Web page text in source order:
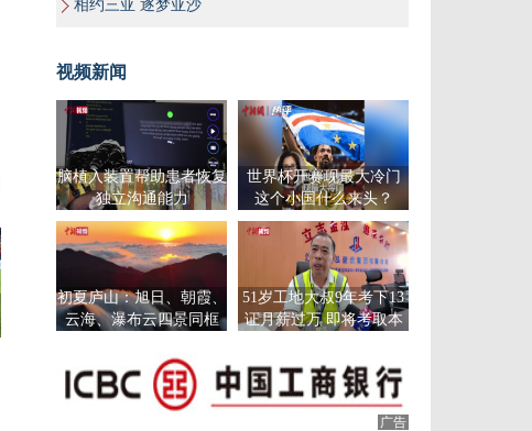
相约三亚 逐梦亚沙
视频新闻
脑植入装置帮助患者恢复
独立沟通能力
世界杯开赛现最大冷门
这个小国什么来头？
初夏庐山：旭日、朝霞、
云海、瀑布云四景同框
51岁工地大叔9年考下13
证月薪过万 即将考取本
广告